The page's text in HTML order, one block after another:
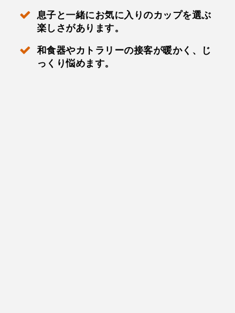
息子と一緒にお気に入りのカップを選ぶ
楽しさがあります。
和食器やカトラリーの接客が暖かく、じ
っくり悩めます。